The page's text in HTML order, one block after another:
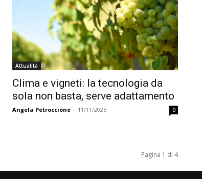
Attualità
Clima e vigneti: la tecnologia da
sola non basta, serve adattamento
Angela Petroccione - 11/11/2025 0
Pagina 1 di 4